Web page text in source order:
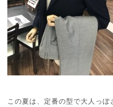
この夏は、定番の型で大人っ